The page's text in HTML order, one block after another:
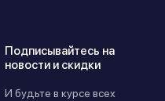
Подписывайтесь на
новости и скидки
И будьте в курсе всех